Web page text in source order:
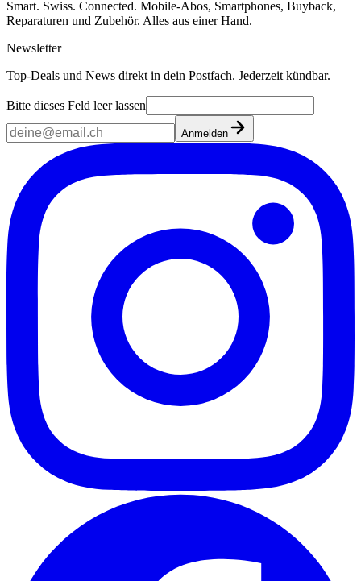
Smart. Swiss. Connected. Mobile-Abos, Smartphones, Buyback,
Reparaturen und Zubehör. Alles aus einer Hand.
Newsletter
Top-Deals und News direkt in dein Postfach. Jederzeit kündbar.
Bitte dieses Feld leer lassen
Anmelden